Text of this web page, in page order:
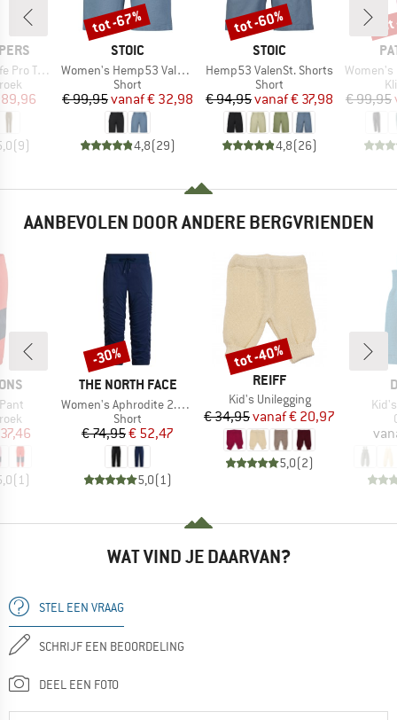
III
prijs
(9)
MERK
STOIC
Artikel
Women's Hemp53 ValenSt. Shorts
Productgroep
Short
Prijs
€ 99,95 Verlaagde prijs
vanaf€ 32,98
4,8(29)
Korting
tot -67%
MERK
STOIC
Artikel
Hemp53 ValenSt. Shorts
Productgroep
Short
Prijs
€ 94,95 Verlaagde prijs
vanaf€ 37,98
4,8(26)
Korting
tot -60%
Artikel
Women's
€ 99,95
AANBEVOLEN DOOR ANDERE BERGVRIENDEN
prijs
(1)
MERK
THE NORTH FACE
Artikel
Women's Aphrodite 2.0 Capri
Productgroep
Short
Prijs
€ 74,95Verlaagde prijs
€ 52,47
5,0(1)
Korting
-30%
MERK
REIFF
Artikel
Kid's Unilegging
Prijs
€ 34,95 Verlaagde prijs
vanaf€ 20,97
5,0(2)
Korting
tot -40%
WAT VIND JE DAARVAN?
STEL EEN VRAAG
SCHRIJF EEN BEOORDELING
DEEL EEN FOTO